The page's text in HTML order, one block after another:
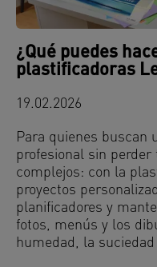
¿Qué puedes
plastificadoras
19.02.2026
Para quienes buscan
profesional sin
complejos: con la
proyectos
planificadores y
fotos, menús y los
humedad, la suciedad